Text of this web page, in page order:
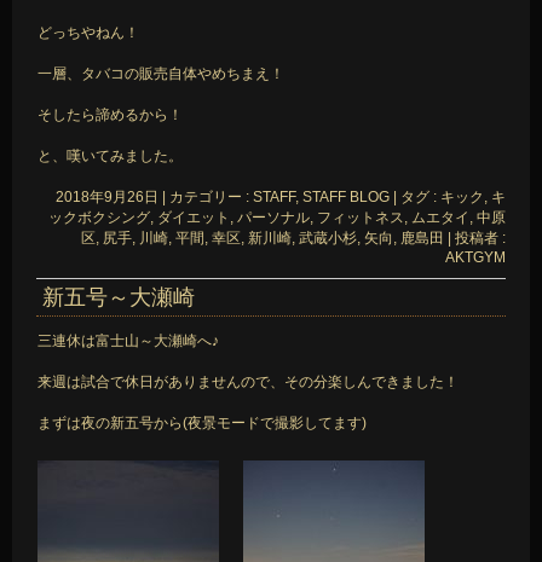
どっちやねん！
一層、タバコの販売自体やめちまえ！
そしたら諦めるから！
と、嘆いてみました。
2018年9月26日 カテゴリー : STAFF, STAFF BLOG タグ : キック , キ
ックボクシング, ダイエット , パーソナル, フィットネス, ムエタイ , 中原
区, 尻手, 川崎, 平間 , 幸区, 新川崎, 武蔵小杉, 矢向 , 鹿島田
投稿者 :
AKTGYM
新五号～大瀬崎
三連休は富士山～大瀬崎へ♪
来週は試合で休日がありませんので、その分楽しんできました！
まずは夜の新五号から(夜景モードで撮影してます)